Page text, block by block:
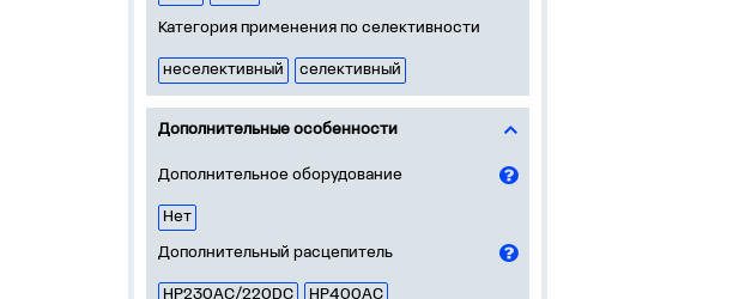
Категория применения по селективности
неселективный селективный
Дополнительные особенности
Дополнительное оборудование
Нет
Дополнительный расцепитель
НР230AC/220DC НР400AC